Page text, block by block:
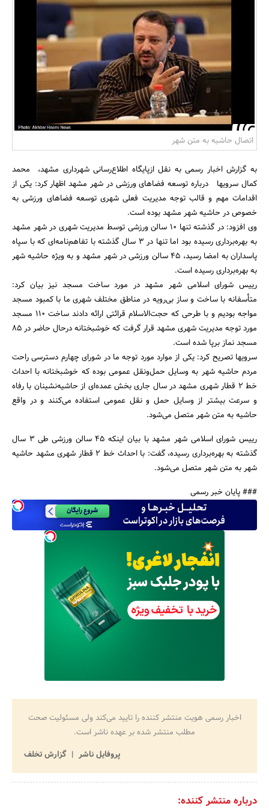
بانک، بیمه و سرمایه
مسکن و ساختمان
جستجو
اتصال حاشیه به متن شهر
به گزارش اخبار رسمی به نقل ازپایگاه اطلاع‌رسانی شهرداری مشهد، محمد
کمال سرویها درباره توسعه فضاهای ورزشی در شهر مشهد اظهار کرد: یکی از
اقدامات مهم و قالب توجه مدیریت فعلی شهری توسعه فضاهای ورزشی به
خصوص در حاشیه شهر مشهد بوده است.
وی افزود: در گذشته تنها 10 سالن ورزشی توسط مدیریت شهری در شهر مشهد
به بهره‌برداری رسیده بود اما تنها در 3 سال گذشته با تفاهم‌نامه‌ای که با سپاه
پاسداران به امضا رسید، 45 سالن ورزشی در شهر مشهد و به ویژه حاشیه شهر
به بهره‌برداری رسیده است.
رییس شورای اسلامی شهر مشهد در مورد ساخت مسجد نیز بیان کرد:
متأسفانه با ساخت و ساز بی‌رویه در مناطق مختلف شهری ما با کمبود مسجد
مواجه بودیم و با طرحی که حجت‌الاسلام قرائتی ارائه دادند ساخت 110 مسجد
مورد توجه مدیریت شهری مشهد قرار گرفت که خوشبختانه درحال حاضر در 85
مسجد نماز برپا شده است.
سرویها تصریح کرد: یکی از موارد مورد توجه ما در شورای چهارم دسترسی راحت
مردم حاشیه شهر به وسایل حمل‌ونقل عمومی بوده که خوشبختانه با احداث
خط 2 قطار شهری مشهد در سال جاری بخش عمده‌ای از حاشیه‌نشینان با رفاه
و سرعت بیشتر از وسایل حمل و نقل عمومی استفاده می‌کنند و در واقع
حاشیه به متن شهر متصل می‌شود.
رییس شورای اسلامی شهر مشهد با بیان اینکه 45 سالن ورزشی طی 3 سال
گذشته به بهره‌برداری رسیده، گفت: با احداث خط 2 قطار شهری مشهد حاشیه
شهر به متن شهر متصل می‌شود.
### پایان خبر رسمی
اخبار رسمی هویت منتشر کننده را تایید می‌کند ولی مسئولیت صحت
مطلب منتشر شده بر عهده ناشر است.
پروفایل ناشر
گزارش تخلف
درباره منتشر کننده: